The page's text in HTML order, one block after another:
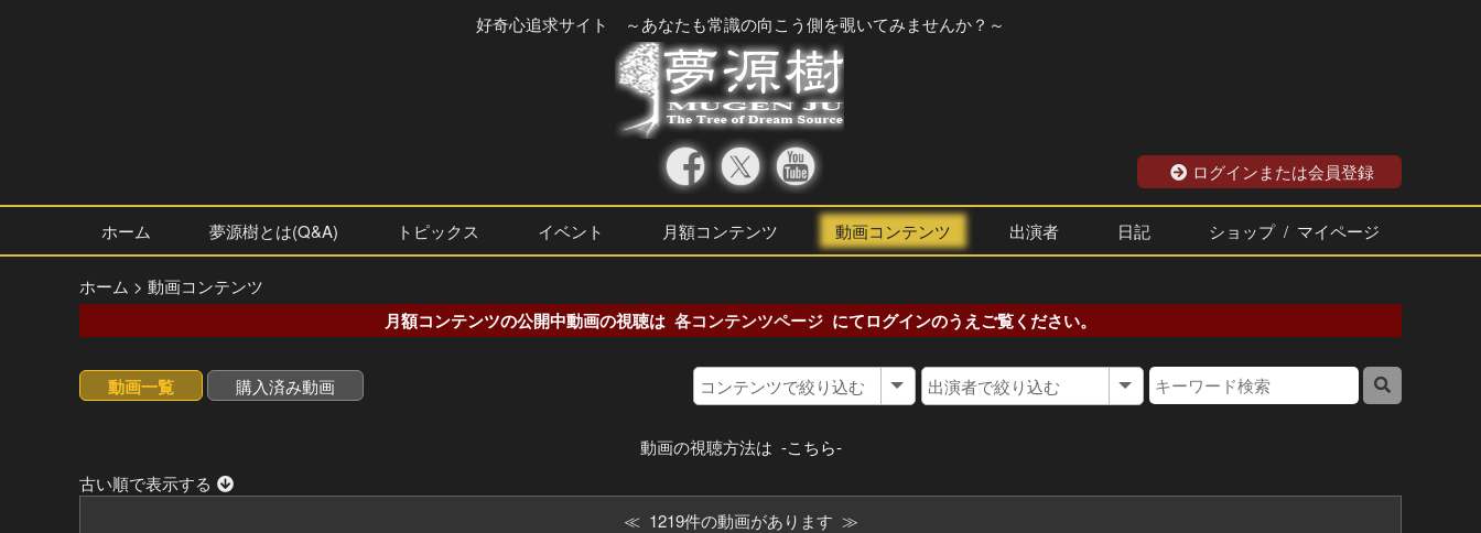
好奇心追求サイト ～あなたも常識の向こう側を覗いてみませんか？～
ログインまたは会員登録
ホーム 夢源樹とは(Q&A) トピックス イベント 月額コンテンツ 動画コンテンツ 出演者 日記 ショップ / マイページ
ホーム > 動画コンテンツ
月額コンテンツの公開中動画の視聴は 各コンテンツページ にてログインのうえご覧ください。
動画一覧 購入済み動画
動画の視聴方法は -こちら-
古い順で表示する
≪ 1219件の動画があります ≫